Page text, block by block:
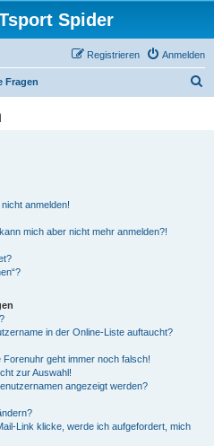
Spider
Anmelden
Registrieren
Fragen
anmelden!
mich aber nicht mehr anmelden?!
in der Online-Liste auftaucht?
geht immer noch falsch!
zur Auswahl!
angezeigt werden?
Link klicke, werde ich aufgefordert, mich